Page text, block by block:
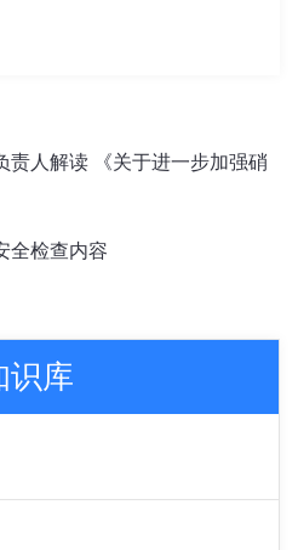
责人解读 《关于进一步加强硝
全检查内容
识库